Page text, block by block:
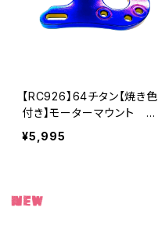
【RC926】64チタン【焼き色
付き】モーターマウント R
DX用 KN-RDX06
¥5,995